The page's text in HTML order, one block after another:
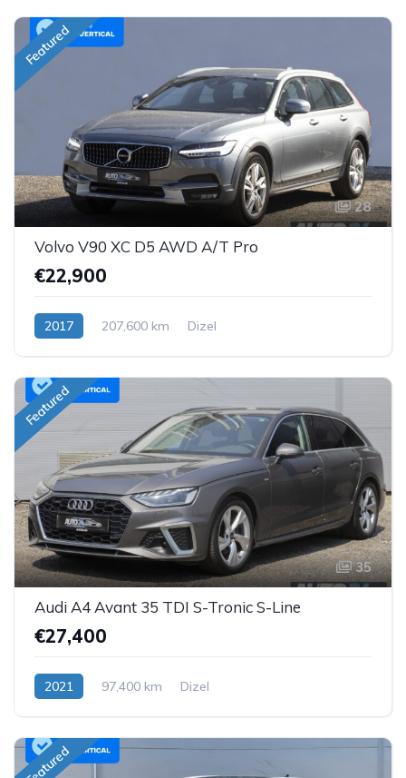
Featured
28
Volvo V90 XC D5 AWD A/T Pro
€22,900
2017 207,600 km Dizel
Featured
35
Audi A4 Avant 35 TDI S-Tronic S-Line
€27,400
2021 97,400 km Dizel
Featured